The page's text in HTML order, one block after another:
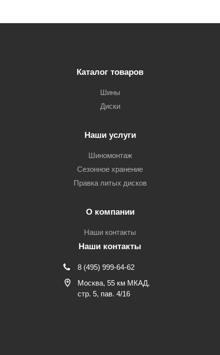
Каталог товаров
Шины
Диски
Наши услуги
Шиномонтаж
Сезонное хранение
Правка литых дисков
О компании
Наши контакты
Наши контакты
8 (495) 999-64-62
Москва, 55 км МКАД,
стр. 5, пав. 4/16